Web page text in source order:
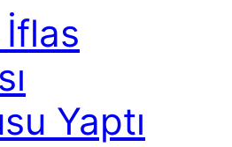
İflas
Yaptı